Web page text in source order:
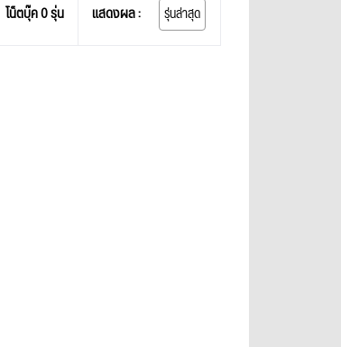
โน็ตบุ๊ค 0 รุ่น แสดงผล : รุ่นล่าสุด